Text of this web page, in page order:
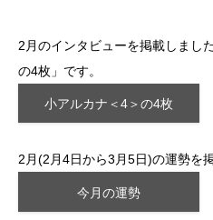
2月のインタビューを掲載しまし
の4枚」です。
小アルカナ＜4＞の4枚
2月(2月4日から3月5日)の運勢を
今月の運勢